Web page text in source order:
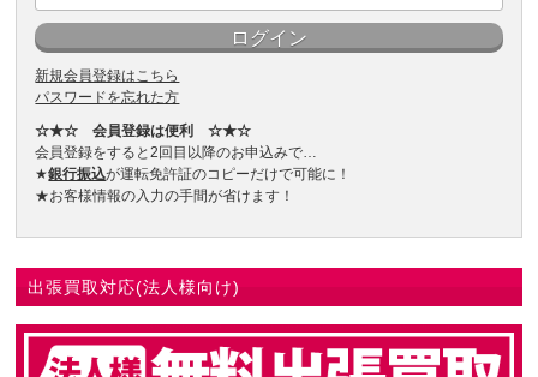
新規会員登録はこちら
パスワードを忘れた方
☆★☆ 会員登録は便利 ☆★☆
会員登録をすると2回目以降のお申込みで…
★銀行振込が運転免許証のコピーだけで可能に！
★お客様情報の入力の手間が省けます！
出張買取対応(法人様向け)